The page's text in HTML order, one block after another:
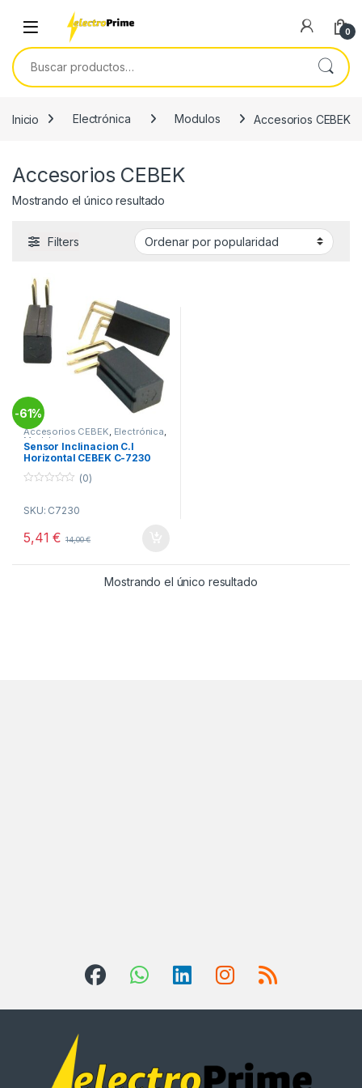
Skip to navigation
Skip to content
0
Buscar por:
Inicio Electrónica Modulos Accesorios CEBEK
Accesorios CEBEK
Mostrando el único resultado
Filters
-61%
Accesorios CEBEK, Electrónica,
Modulos
Sensor Inclinacion C.I
Horizontal CEBEK C-7230
u
f
(0)
SKU: C7230
5,41€ 14,00€
Mostrando el único resultado